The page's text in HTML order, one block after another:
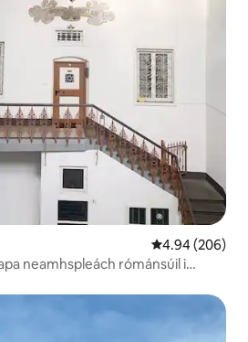
Meánrátáil
4.94 (206)
neamhspleách rómánsúil i